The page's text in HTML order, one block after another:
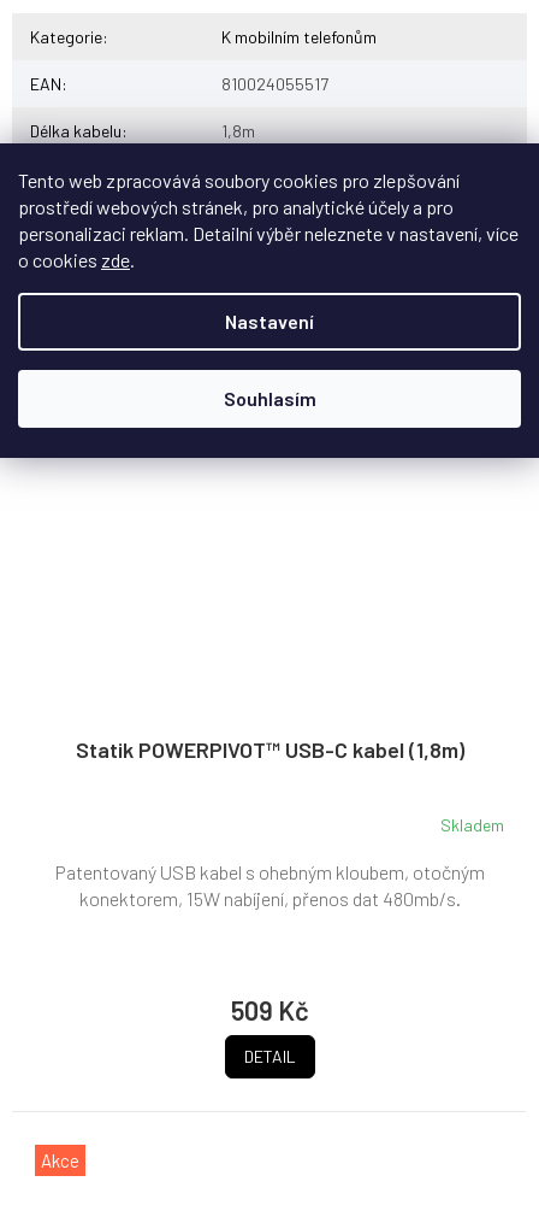
Tento web zpracovává soubory cookies pro zlepšování
prostředí webových stránek, pro analytické účely a pro
personalizaci reklam. Detailní výběr neleznete v nastavení, více
o cookies zde
Nastavení
Souhlasím
Kategorie: K mobilním telefonům
EAN: 810024055517
Délka kabelu: 1,8m
Zakončení kabelu: USB-C
Vstupní USB : USB-A
Statik POWERPIVOT™ USB-C kabel (1,8m)
Skladem
509 Kč
DETAIL
Patentovaný USB kabel s ohebným kloubem, otočným
konektorem, 15W nabíjení, přenos dat 480mb/s.
Akce